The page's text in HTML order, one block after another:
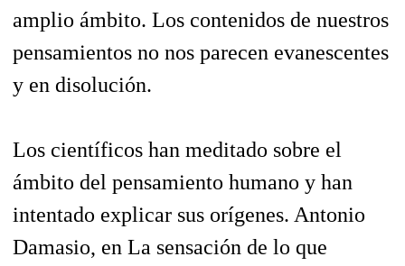
amplio ámbito. Los contenidos de nuestros
pensamientos no nos parecen evanescentes
y en disolución.
Los científicos han meditado sobre el
ámbito del pensamiento humano y han
intentado explicar sus orígenes. Antonio
Damasio, en La sensación de lo que